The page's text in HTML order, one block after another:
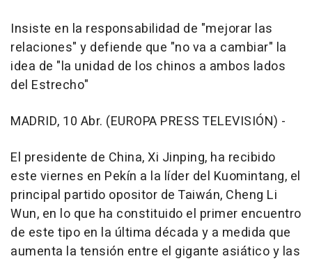
Insiste en la responsabilidad de "mejorar las
relaciones" y defiende que "no va a cambiar" la
idea de "la unidad de los chinos a ambos lados
del Estrecho"
MADRID, 10 Abr. (EUROPA PRESS TELEVISIÓN) -
El presidente de China, Xi Jinping, ha recibido
este viernes en Pekín a la líder del Kuomintang, el
principal partido opositor de Taiwán, Cheng Li
Wun, en lo que ha constituido el primer encuentro
de este tipo en la última década y a medida que
aumenta la tensión entre el gigante asiático y las